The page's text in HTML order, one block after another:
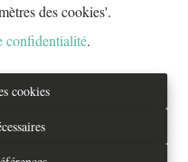
des cookies'.
confidentialité.
cookies